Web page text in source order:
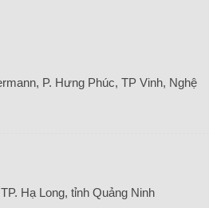
P. Hưng Phúc, TP Vinh, Nghệ
Hạ Long, tỉnh Quảng Ninh